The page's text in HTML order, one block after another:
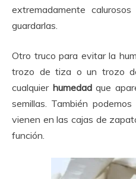
extremadamente
guardarlas.
Otro truco para evitar la
trozo de tiza o un trozo
cualquier humedadque
semillas. También
vienen en las cajas de
función.